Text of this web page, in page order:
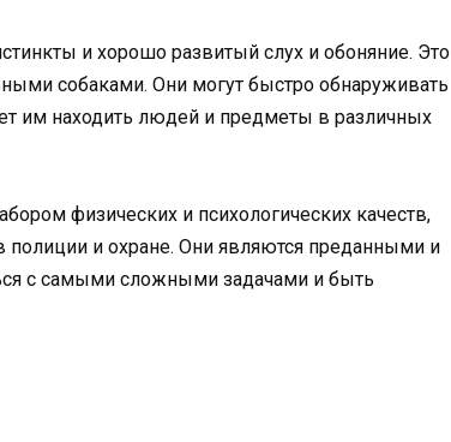
и хорошо развитый слух и обоняние. Это
собаками. Они могут быстро обнаруживать
им находить людей и предметы в различных
физических и психологических качеств,
и охране. Они являются преданными и
с самыми сложными задачами и быть